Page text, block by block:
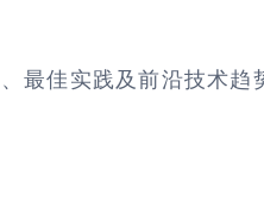
最佳实践及前沿技术趋